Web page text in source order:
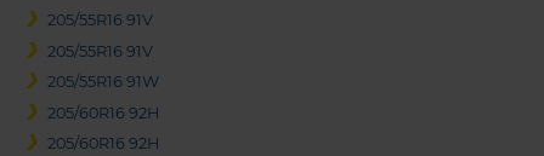
205/55R16 91V
205/55R16 91V
205/55R16 91W
205/60R16 92H
205/60R16 92H